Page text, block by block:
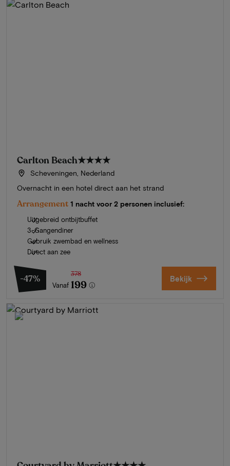
Carlton Beach★★★★
Scheveningen, Nederland
Overnacht in een hotel direct aan het strand
Arrangement 1 nacht voor 2 personen inclusief:
Uitgebreid ontbijtbuffet
3-Gangendiner
Gebruik zwembad en wellness
Direct aan zee
-47%
Vanaf
378
199 Bekijk